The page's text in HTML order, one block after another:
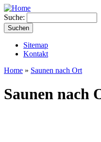
Suche:
Sitemap
Kontakt
Home » Saunen nach Ort
Saunen nach